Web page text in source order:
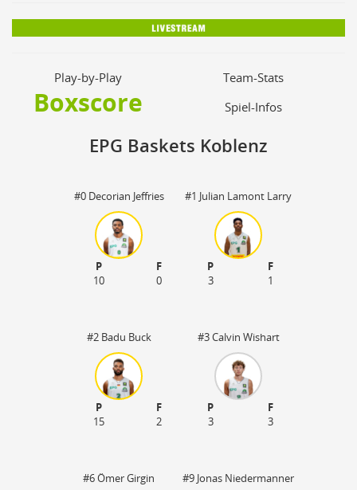
Play-by-Play Team-Stats
Boxscore Spiel-Infos
EPG Baskets Koblenz
#0 Decorian Jeffries
P
F
10
0
#1 Julian Lamont Larry
P
F
3
1
#2 Badu Buck
P
F
15
2
#3 Calvin Wishart
P
F
3
3
#6 Ömer Girgin #9 Jonas Niedermanner